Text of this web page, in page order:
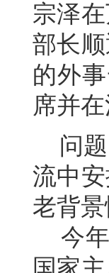
宗泽
部长
的外
席并
问题
流中
老背
今年
国家